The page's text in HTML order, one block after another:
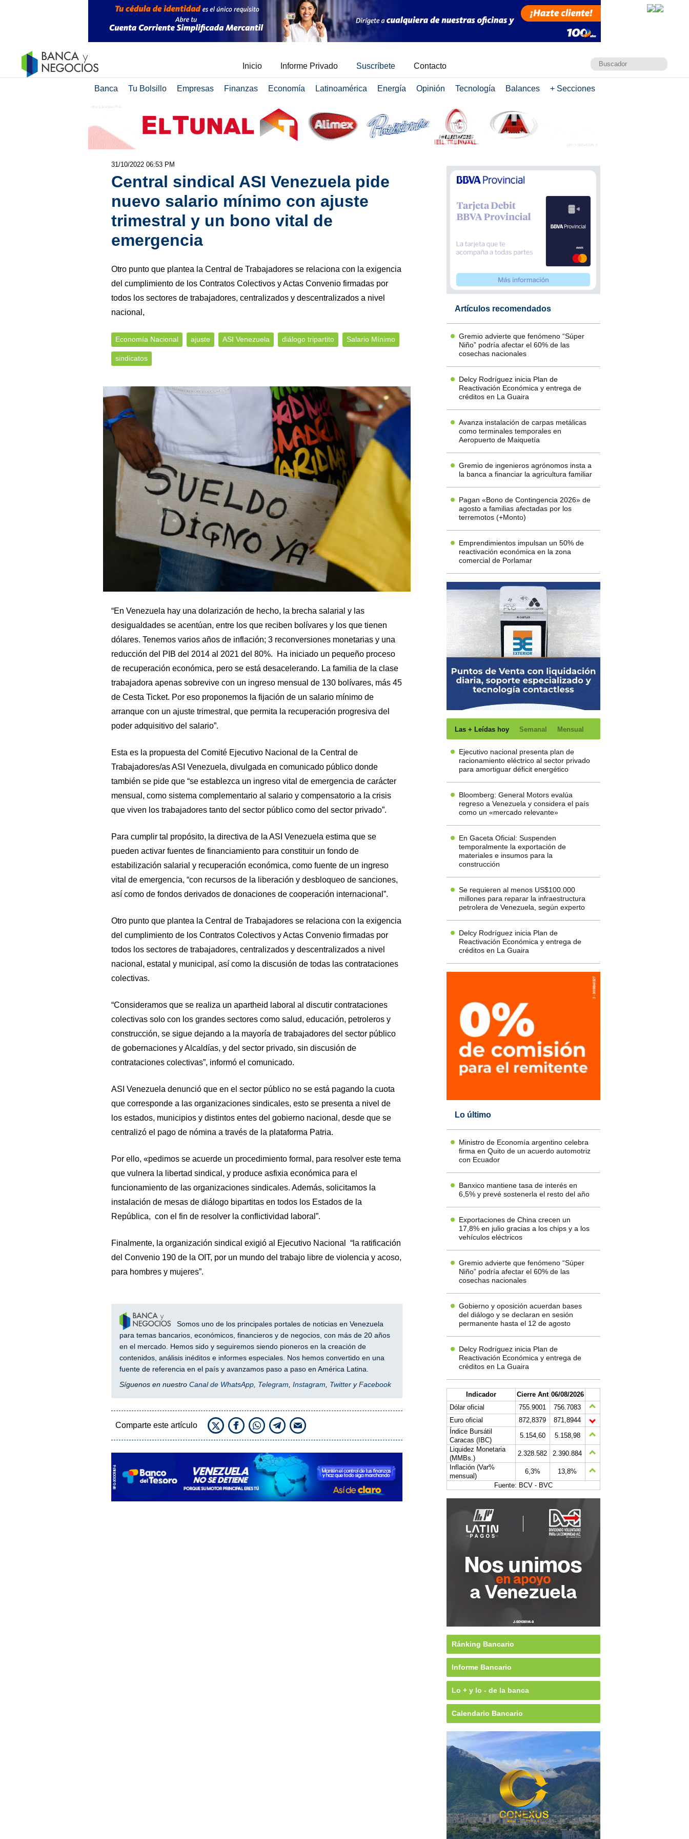
Inicio Informe Privado Suscríbete Contacto
Banca Tu Bolsillo Empresas Finanzas Economía Latinoamérica Energía Opinión Tecnología Balances + Secciones
31/10/2022 06:53 PM
Central sindical ASI Venezuela pide
nuevo salario mínimo con ajuste
trimestral y un bono vital de
emergencia
Otro punto que plantea la Central de Trabajadores se relaciona con la exigencia
del cumplimiento de los Contratos Colectivos y Actas Convenio firmadas por
todos los sectores de trabajadores, centralizados y descentralizados a nivel
nacional,
Economía Nacional ajuste ASI Venezuela diálogo tripartito Salario Mínimo
sindicatos
“En Venezuela hay una dolarización de hecho, la brecha salarial y las
desigualdades se acentúan, entre los que reciben bolívares y los que tienen
dólares. Tenemos varios años de inflación; 3 reconversiones monetarias y una
reducción del PIB del 2014 al 2021 del 80%. Ha iniciado un pequeño proceso
de recuperación económica, pero se está desacelerando. La familia de la clase
trabajadora apenas sobrevive con un ingreso mensual de 130 bolívares, más 45
de Cesta Ticket. Por eso proponemos la fijación de un salario mínimo de
arranque con un ajuste trimestral, que permita la recuperación progresiva del
poder adquisitivo del salario”.
Esta es la propuesta del Comité Ejecutivo Nacional de la Central de
Trabajadores/as ASI Venezuela, divulgada en comunicado público donde
también se pide que “se establezca un ingreso vital de emergencia de carácter
mensual, como sistema complementario al salario y compensatorio a la crisis
que viven los trabajadores tanto del sector público como del sector privado”.
Para cumplir tal propósito, la directiva de la ASI Venezuela estima que se
pueden activar fuentes de financiamiento para constituir un fondo de
estabilización salarial y recuperación económica, como fuente de un ingreso
vital de emergencia, “con recursos de la liberación y desbloqueo de sanciones,
así como de fondos derivados de donaciones de cooperación internacional”.
Otro punto que plantea la Central de Trabajadores se relaciona con la exigencia
del cumplimiento de los Contratos Colectivos y Actas Convenio firmadas por
todos los sectores de trabajadores, centralizados y descentralizados a nivel
nacional, estatal y municipal, así como la discusión de todas las contrataciones
colectivas.
“Consideramos que se realiza un apartheid laboral al discutir contrataciones
colectivas solo con los grandes sectores como salud, educación, petroleros y
construcción, se sigue dejando a la mayoría de trabajadores del sector público
de gobernaciones y Alcaldías, y del sector privado, sin discusión de
contrataciones colectivas”, informó el comunicado.
ASI Venezuela denunció que en el sector público no se está pagando la cuota
que corresponde a las organizaciones sindicales, esto se presenta a nivel de
los estados, municipios y distintos entes del gobierno nacional, desde que se
centralizó el pago de nómina a través de la plataforma Patria.
Por ello, «pedimos se acuerde un procedimiento formal, para resolver este tema
que vulnera la libertad sindical, y produce asfixia económica para el
funcionamiento de las organizaciones sindicales. Además, solicitamos la
instalación de mesas de diálogo bipartitas en todos los Estados de la
República, con el fin de resolver la conflictividad laboral”.
Finalmente, la organización sindical exigió al Ejecutivo Nacional “la ratificación
del Convenio 190 de la OIT, por un mundo del trabajo libre de violencia y acoso,
para hombres y mujeres”.
Somos uno de los principales portales de noticias en Venezuela
para temas bancarios, económicos, financieros y de negocios, con más de 20 años
en el mercado. Hemos sido y seguiremos siendo pioneros en la creación de
contenidos, análisis inéditos e informes especiales. Nos hemos convertido en una
fuente de referencia en el país y avanzamos paso a paso en América Latina.
Síguenos en nuestro Canal de WhatsApp, Telegram, Instagram, TwitteryFacebook
Comparte este artículo
Artículos recomendados
Gremio advierte que fenómeno “Súper
Niño” podría afectar el 60% de las
cosechas nacionales
Delcy Rodríguez inicia Plan de
Reactivación Económica y entrega de
créditos en La Guaira
Avanza instalación de carpas metálicas
como terminales temporales en
Aeropuerto de Maiquetía
Gremio de ingenieros agrónomos insta a
la banca a financiar la agricultura familiar
Pagan «Bono de Contingencia 2026» de
agosto a familias afectadas por los
terremotos (+Monto)
Emprendimientos impulsan un 50% de
reactivación económica en la zona
comercial de Porlamar
Las + Leídas hoy Semanal Mensual
Ejecutivo nacional presenta plan de
racionamiento eléctrico al sector privado
para amortiguar déficit energético
Bloomberg: General Motors evalúa
regreso a Venezuela y considera el país
como un «mercado relevante»
En Gaceta Oficial: Suspenden
temporalmente la exportación de
materiales e insumos para la
construcción
Se requieren al menos US$100.000
millones para reparar la infraestructura
petrolera de Venezuela, según experto
Delcy Rodríguez inicia Plan de
Reactivación Económica y entrega de
créditos en La Guaira
Lo último
Ministro de Economía argentino celebra
firma en Quito de un acuerdo automotriz
con Ecuador
Banxico mantiene tasa de interés en
6,5% y prevé sostenerla el resto del año
Exportaciones de China crecen un
17,8% en julio gracias a los chips y a los
vehículos eléctricos
Gremio advierte que fenómeno “Súper
Niño” podría afectar el 60% de las
cosechas nacionales
Gobierno y oposición acuerdan bases
del diálogo y se declaran en sesión
permanente hasta el 12 de agosto
Delcy Rodríguez inicia Plan de
Reactivación Económica y entrega de
créditos en La Guaira
Indicador Cierre Ant 06/08/2026
Dólar oficial
755.9001
756.7083
Euro oficial
872,8379
871,8944
Índice Bursátil
Caracas (IBC)
5.154,60
5.158,98
Liquidez Monetaria
(MMBs.)
2.328.582
2.390.884
Inflación (Var%
mensual)
6,3%
13,8%
Fuente: BCV - BVC
Ránking Bancario
Informe Bancario
Lo + y lo - de la banca
Calendario Bancario